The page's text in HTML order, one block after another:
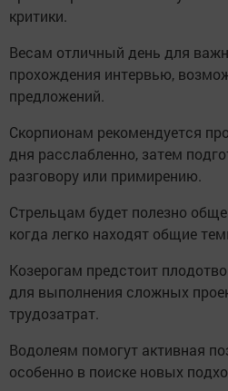
критики.
Весам отличный день для
прохождения интервью,
предложений.
Скорпионам рекомендуется
дня расслабленно, затем
разговору или примирению.
Стрельцам будет полезно
когда легко находят общие
Козерогам предстоит
для выполнения сложных
трудозатрат.
Водолеям помогут активная
особенно в поиске новых